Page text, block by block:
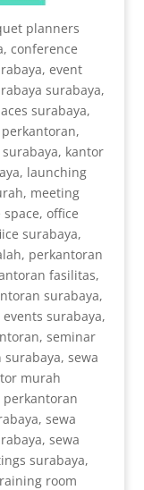
planners
conference
event
surabaya,
surabaya,
kantor
launching
meeting
office
surabaya,
perkantoran
fasilitas,
surabaya,
surabaya,
seminar
sewa
murah
perkantoran
sewa
sewa
surabaya,
room